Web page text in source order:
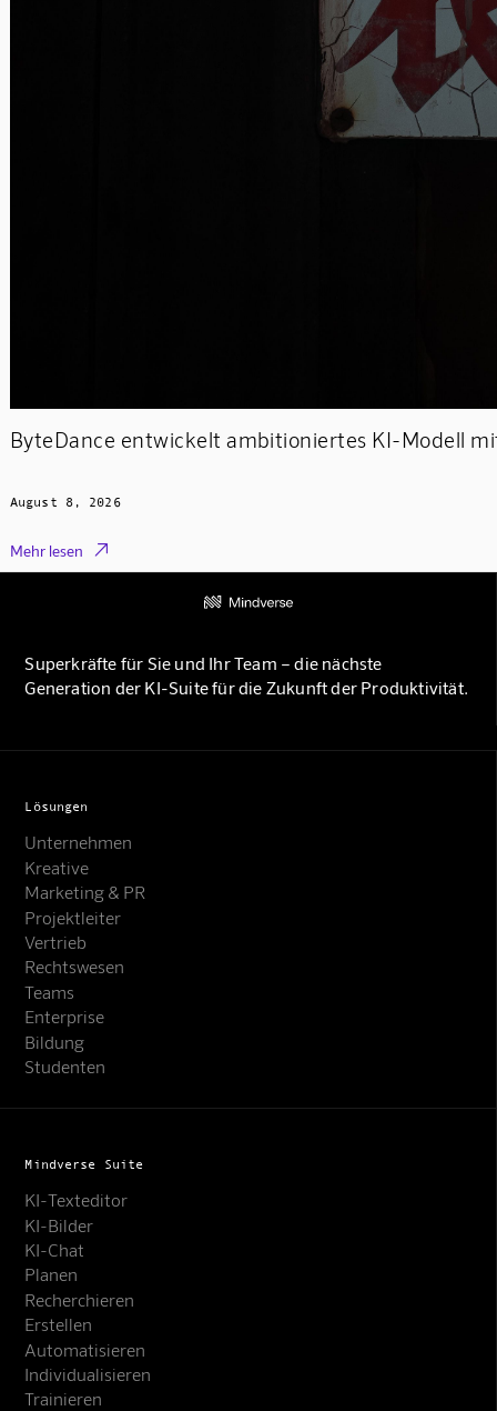
ByteDance entwickelt ambitioniertes KI-Modell
August 8, 2026
Mehr lesen 
Superkräfte für Sie und Ihr Team – die nächste
Generation der KI-Suite für die Zukunft der Produktivität.
Lösungen
Unternehmen
Kreative
Marketing & PR
Projektleiter
Vertrieb
Rechtswesen
Teams
Enterprise
Bildung
Studenten
Mindverse Suite
KI-Texteditor
KI-Bilder
KI-Chat
Planen
Recherchieren
Erstellen
Automatisieren
Individualisieren
Trainieren